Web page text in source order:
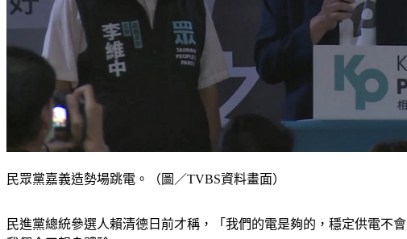
民眾黨嘉義造勢場跳電。（圖／TVBS資料畫面）
民進黨總統參選人賴清德日前才稱，「我們的電是夠的，穩定供電不